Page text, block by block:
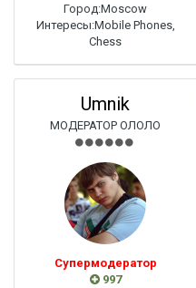
Город:Moscow
Интересы:Mobile Phones,
Chess
Umnik
МОДЕРАТОР ОЛОЛО
Супермодератор
997